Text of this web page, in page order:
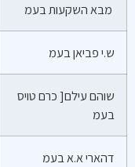
מבא השקעות בעמ
ש.י פביאן בעמ
שוהם עילם[ כרם טויס
בעמ
דהארי א.א בעמ